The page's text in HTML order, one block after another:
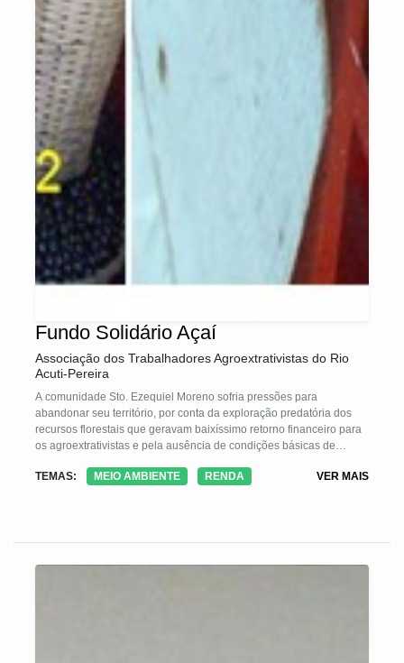
Fundo Solidário Açaí
Associação dos Trabalhadores Agroextrativistas do Rio
Acuti-Pereira
A comunidade Sto. Ezequiel Moreno sofria pressões para
abandonar seu território, por conta da exploração predatória dos
recursos florestais que geravam baixíssimo retorno financeiro para
os agroextrativistas e pela ausência de condições básicas de
de discussão e deliberação sobre um Fundo Solidário, baseado no
em ações e projetos para melhorar a infraestrutura da comunidade
TEMAS: MEIO AMBIENTE RENDA VER MAIS